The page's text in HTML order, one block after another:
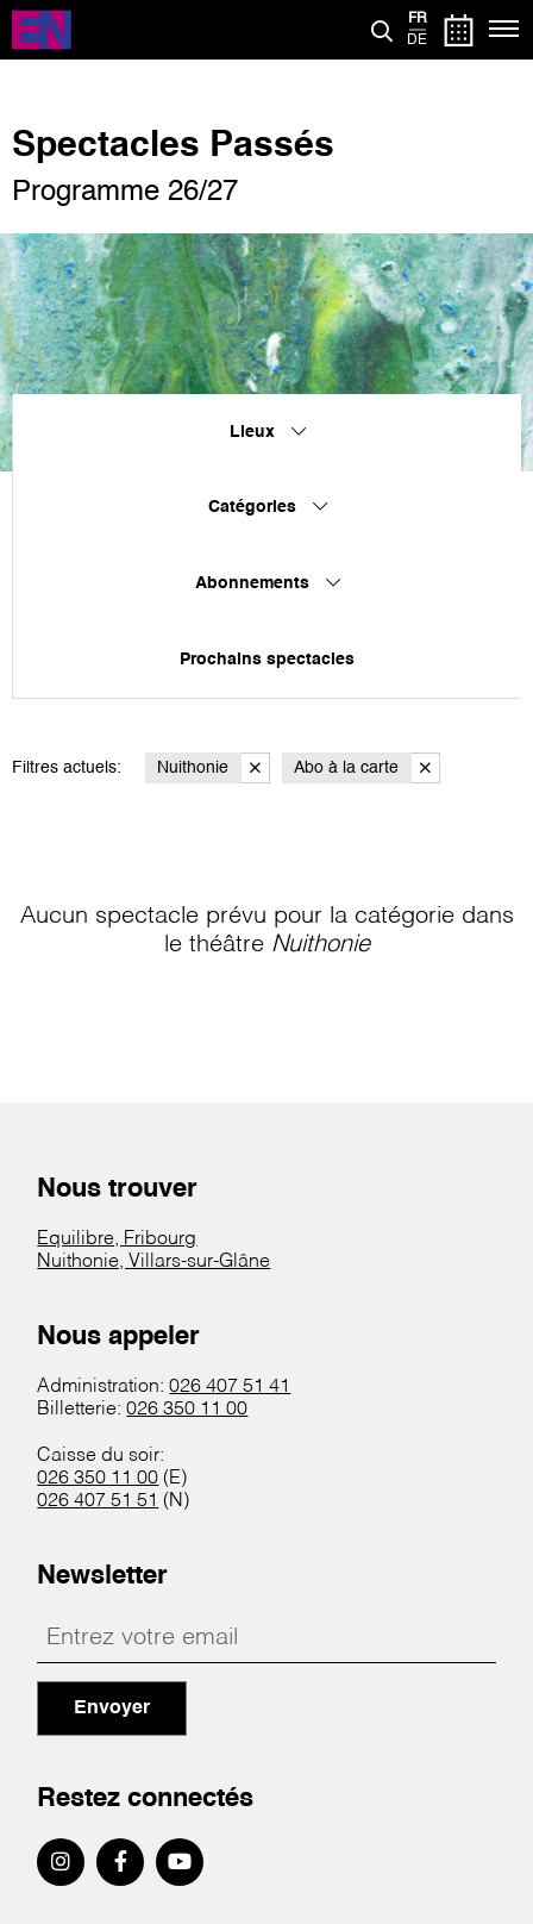
Aller
contenu
FR
DE
Spectacles Passés
Programme 26/27
Lieux
Catégories
Abonnements
Prochains spectacles
Filtres actuels: Nuithonie Abo à la carte
Aucun spectacle prévu pour la catégorie dans
le théâtre Nuithonie
Nous trouver
Equilibre, Fribourg
Nuithonie, Villars-sur-Glâne
Nous appeler
Administration:026 407 51 41
Billetterie:026 350 11 00
Caisse du soir:
026 350 11 00 (E)
026 407 51 51 (N)
Newsletter
Envoyer
Restez connectés